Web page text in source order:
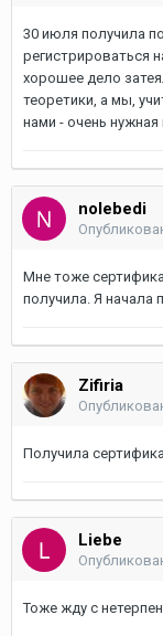
30 июля получила
регистрироваться
хорошее дело
теоретики, а мы,
нами - очень
nolebedi
Мне тоже
получила. Я начала
Zifiria
Получила
Liebe
Тоже жду с